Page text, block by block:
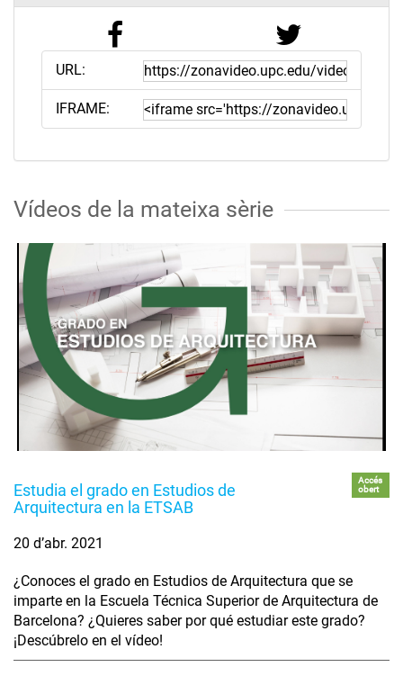
URL:
IFRAME:
Vídeos de la mateixa sèrie
Estudia el grado en Estudios de
Arquitectura en la ETSAB
Accés
obert
20 d’abr. 2021
¿Conoces el grado en Estudios de Arquitectura que se
imparte en la Escuela Técnica Superior de Arquitectura de
Barcelona? ¿Quieres saber por qué estudiar este grado?
¡Descúbrelo en el vídeo!